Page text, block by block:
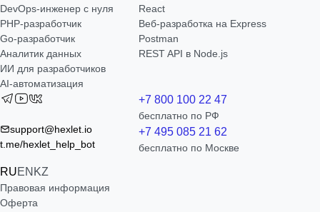
DevOps-инженер с нуля
РНР-разработчик
Go-разработчик
Аналитик данных
ИИ для разработчиков
AI-автоматизация
React
Веб-разработка на Express
Postman
REST API в Node.js
support@hexlet.io
t.me/hexlet_help_bot
RUEN KZ
+7 800 100 22 47
бесплатно по РФ
+7 495 085 21 62
бесплатно по Москве
Правовая информация
Оферта